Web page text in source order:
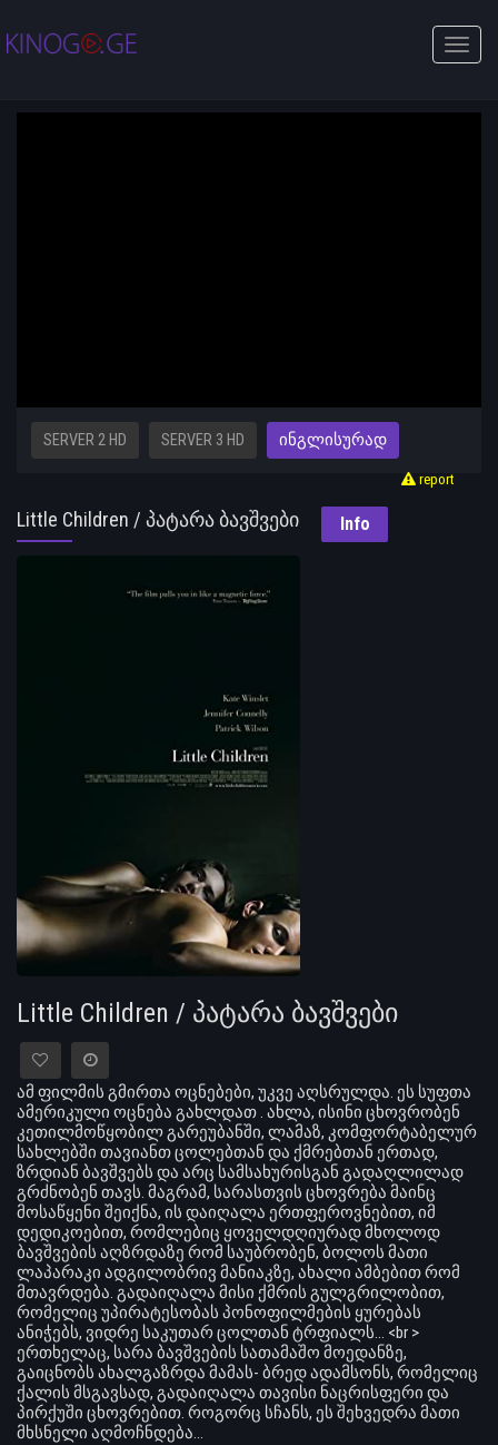
Toggle
SERVER 2 HD SERVER 3 HD ᲘᲜᲒᲚᲘᲡᲣᲠᲐᲓ
report
Little Children / პატარა ბავშვები Info
Little Children / პატარა ბავშვები
ამ ფილმის გმირთა ოცნებები, უკვე აღსრულდა. ეს სუფთა
ამერიკული ოცნება გახლდათ . ახლა, ისინი ცხოვრობენ
კეთილმოწყობილ გარეუბანში, ლამაზ, კომფორტაბელურ
სახლებში თავიანთ ცოლებთან და ქმრებთან ერთად,
ზრდიან ბავშვებს და არც სამსახურისგან გადაღლილად
გრძნობენ თავს. მაგრამ, სარასთვის ცხოვრება მაინც
მოსაწყენი შეიქნა, ის დაიღალა ერთფეროვნებით, იმ
დედიკოებით, რომლებიც ყოველდღიურად მხოლოდ
ბავშვების აღზრდაზე რომ საუბრობენ, ბოლოს მათი
ლაპარაკი ადგილობრივ მანიაკზე, ახალი ამბებით რომ
მთავრდება. გადაიღალა მისი ქმრის გულგრილობით,
რომელიც უპირატესობას პონოფილმების ყურებას
ანიჭებს, ვიდრე საკუთარ ცოლთან ტრფიალს... <br >
ერთხელაც, სარა ბავშვების სათამაშო მოედანზე,
გაიცნობს ახალგაზრდა მამას- ბრედ ადამსონს, რომელიც
ქალის მსგავსად, გადაიღალა თავისი ნაცრისფერი და
პირქუში ცხოვრებით. როგორც სჩანს, ეს შეხვედრა მათი
მხსნელი აღმოჩნდება...